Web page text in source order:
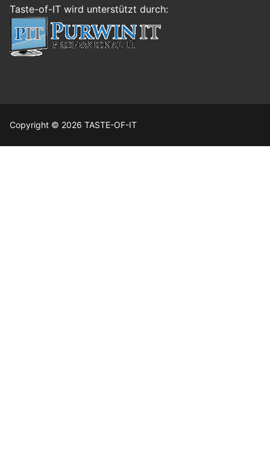
Taste-of-IT wird unterstützt durch:
Copyright © 2026 TASTE-OF-IT